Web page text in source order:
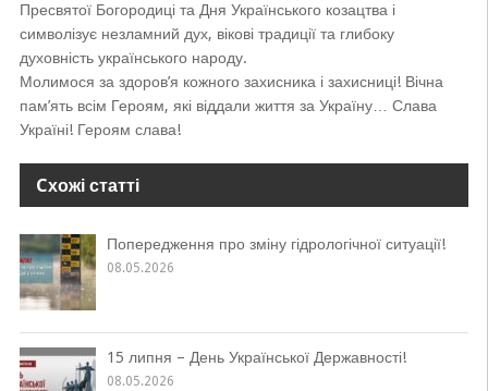
Пресвятої Богородиці та Дня Українського козацтва і
символізує незламний дух, вікові традиції та глибоку
духовність українського народу.
Молимося за здоров’я кожного захисника і захисниці! Вічна
пам’ять всім Героям, які віддали життя за Україну… Слава
Україні! Героям слава!
Cхожі статті
Попередження про зміну гідрологічної ситуації!
08.05.2026
15 липня – День Української Державності!
08.05.2026